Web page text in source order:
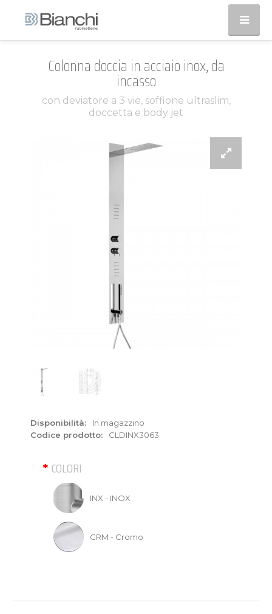
Colonna doccia in acciaio inox, da
incasso
con deviatore a 3 vie, soffione ultraslim,
doccetta e body jet
Disponibilità:
In magazzino
Codice prodotto:
CLDINX3063
COLORI
INX - INOX
CRM - Cromo